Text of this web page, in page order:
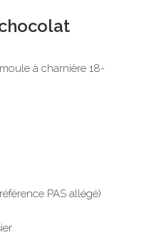
à charnière 18-
PAS allégé)